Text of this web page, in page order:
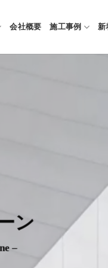
会社概要 施工事例 新
ン
–